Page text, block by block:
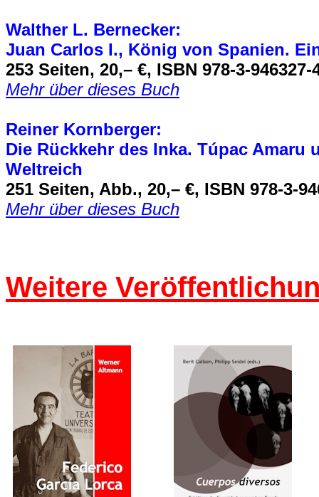
Walther L. Bernecker:
Juan Carlos I., König von Spanien.
253 Seiten, 20,– €, ISBN 978-3-946327-
Mehr über dieses Buch
Reiner Kornberger:
Die Rückkehr des Inka. Túpac
Weltreich
251 Seiten, Abb., 20,– €, ISBN 978-3-
Mehr über dieses Buch
Weitere